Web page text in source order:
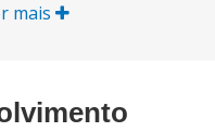
mais